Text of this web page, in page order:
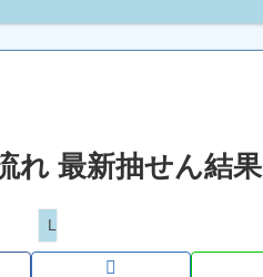
れ 最新抽せん結果
Loto